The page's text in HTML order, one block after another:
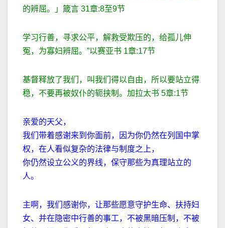
的辨屈。」箴言 31章:8至9节
学习行善，寻求公平，解救受欺压的，给孤儿伸
冤，为寡妇辨屈。 ”以赛亚书 1章:17节
基督释放了我们，叫我们得以自由，所以要站立得
稳，不要再被奴仆的轭挟制。加拉太书 5章:1节
亲爱的天父，
我们带着感谢来到你面前，因为你仍然在列国中掌
权，在人看似复杂的法律与制度之上，
你仍然设立公义的界线，保守那些为真理站立的
人。
主啊，我们感谢你，让那些愿意守护生命、扶持妇
女、并在隐密中行善的事工，不被黑暗压制，不被